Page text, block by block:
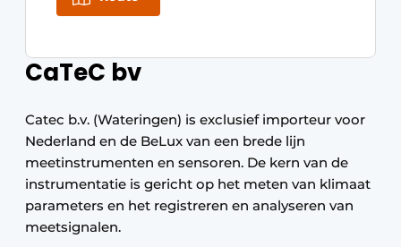
CaTeC bv
Catec b.v. (Wateringen) is exclusief importeur voor
Nederland en de BeLux van een brede lijn
meetinstrumenten en sensoren. De kern van de
instrumentatie is gericht op het meten van klimaat
parameters en het registreren en analyseren van
meetsignalen.